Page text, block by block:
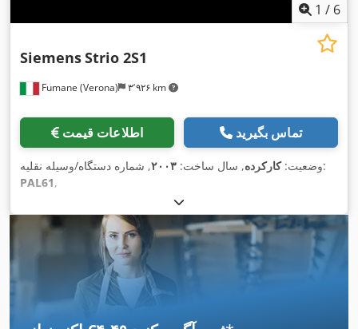
1 / 6
Fumane (Verona) ۳٬۹۲۶ km
SiemensStrio 2S1
اطلاعات قیمت تماس بگیرید
وضعیت:کارکرده, سال ساخت: ۲۰۰۳
, شماره دستگاه/وسیله نقلیه:
PAL61,